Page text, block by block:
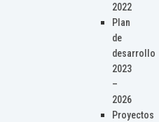
2022
Plan
de
desarrollo
2023
–
2026
Proyectos